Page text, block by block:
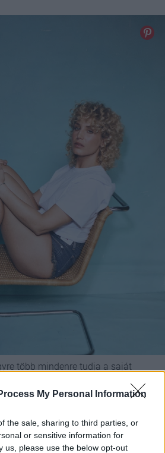
My Personal Information
the sale, sharing to third parties, or
or sensitive information for
us, please use the below opt-out
több mindenre tudja a saját
kiállni – Póló és sort ISABEL
Zokni OYSHO, Cipő NIKE –